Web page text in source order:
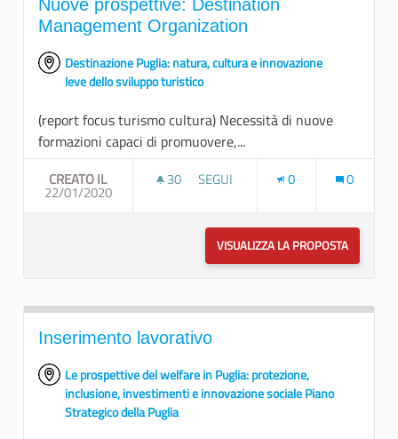
Nuove prospettive: Destination
Management Organization
Destinazione Puglia: natura, cultura e innovazione
leve dello sviluppo turistico
(report focus turismo cultura) Necessità di nuove
formazioni capaci di promuovere,...
CREATO IL
22/01/2020
30 30 SOSTENITORI
SEGUI 0 0
VISUALIZZA LA PROPOSTA
Inserimento lavorativo
Le prospettive del welfare in Puglia: protezione,
inclusione, investimenti e innovazione sociale Piano
Strategico della Puglia